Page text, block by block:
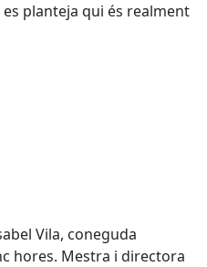
planteja qui és realment
Vila, coneguda
hores. Mestra i directora